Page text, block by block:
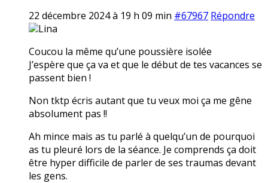
22 décembre 2024 à 19 h 09 min #67967 Répondre
Lina
Coucou la même qu’une poussière isolée
J’espère que ça va et que le début de tes vacances se
passent bien !
Non tktp écris autant que tu veux moi ça me gêne
absolument pas !!
Ah mince mais as tu parlé à quelqu’un de pourquoi
as tu pleuré lors de la séance. Je comprends ça doit
être hyper difficile de parler de ses traumas devant
les gens.